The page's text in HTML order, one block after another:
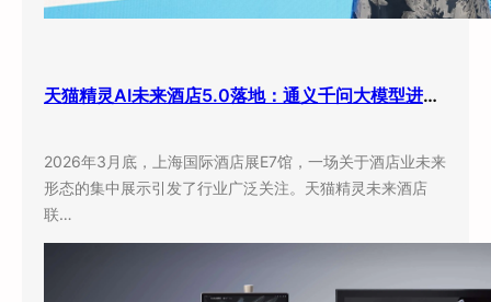
天猫精灵AI未来酒店5.0落地：通义千问大模型进驻客房，酒店业迎来”数字员工”时代
2026年3月底，上海国际酒店展E7馆，一场关于酒店业未来
形态的集中展示引发了行业广泛关注。天猫精灵未来酒店
联…